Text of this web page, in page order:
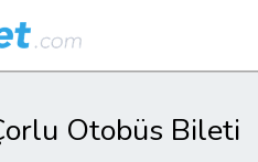
Otobüs Bileti